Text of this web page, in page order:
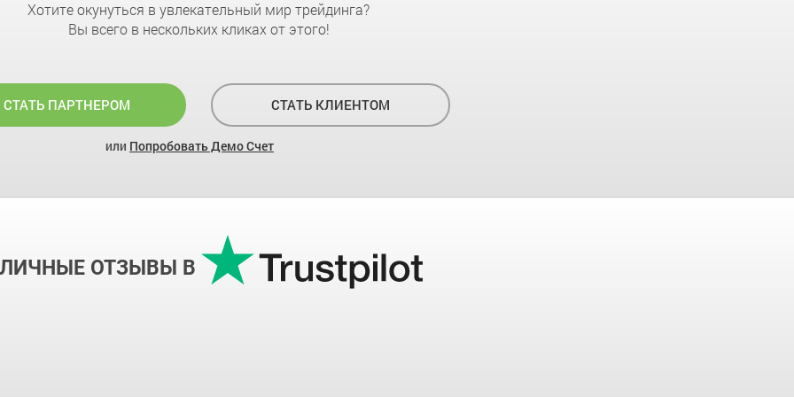
Хотите окунуться в увлекательный мир трейдинга?
Вы всего в нескольких кликах от этого!
СТАТЬ ПАРТНЕРОМ СТАТЬ КЛИЕНТОМ
или Попробовать Демо Счет
ОТЗЫВЫ В